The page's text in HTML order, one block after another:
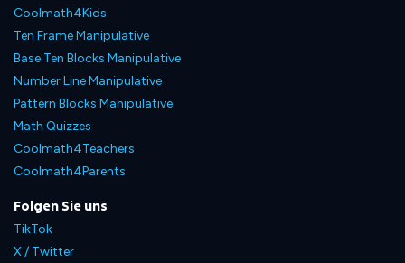
Coolmath4Kids
Ten Frame Manipulative
Base Ten Blocks Manipulative
Number Line Manipulative
Pattern Blocks Manipulative
Math Quizzes
Coolmath4Teachers
Coolmath4Parents
Folgen Sie uns
TikTok
X / Twitter